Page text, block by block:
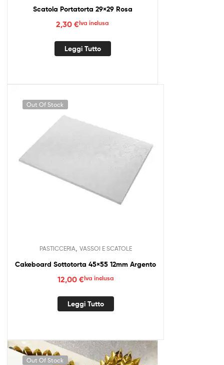
Scatola Portatorta 29×29 Rosa
2,30 €Iva inclusa
Leggi Tutto
Out Of Stock
PASTICCERIA VASSOI E SCATOLE
Cakeboard Sottotorta 45×55 12mm Argento
12,00 €Iva inclusa
Leggi Tutto
Out Of Stock